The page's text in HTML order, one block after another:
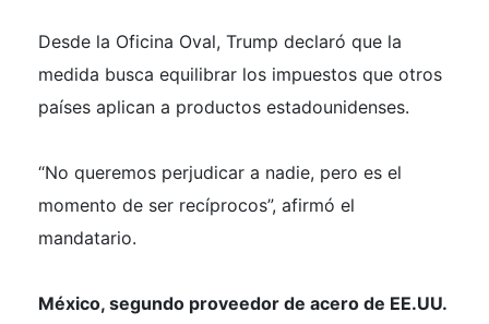
Desde la Oficina Oval, Trump declaró que la
medida busca equilibrar los impuestos que otros
países aplican a productos estadounidenses.
“No queremos perjudicar a nadie, pero es el
momento de ser recíprocos”, afirmó el
mandatario.
México, segundo proveedor de acero de EE.UU.